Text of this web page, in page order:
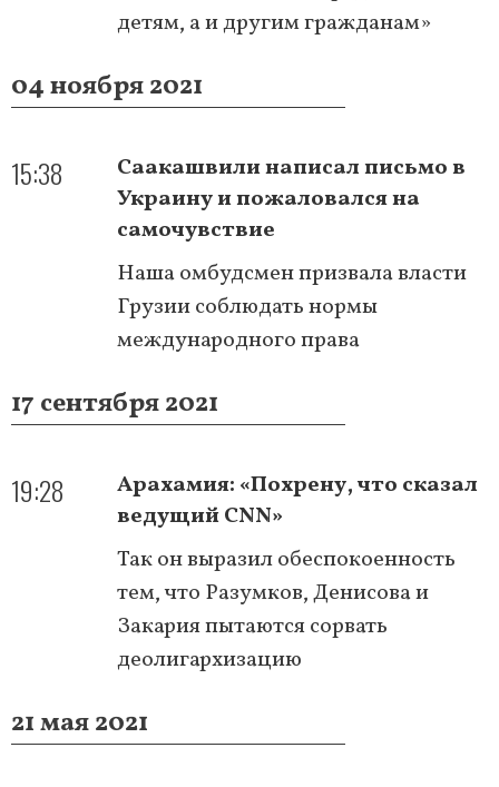
детям, а и другим гражданам»
04 ноября 2021
15:38
Саакашвили написал письмо в
Украину и пожаловался на
самочувствие
Наша омбудсмен призвала власти
Грузии соблюдать нормы
международного права
17 сентября 2021
19:28
Арахамия: «Похрену, что сказал
ведущий CNN»
Так он выразил обеспокоенность
тем, что Разумков, Денисова и
Закария пытаются сорвать
деолигархизацию
21 мая 2021